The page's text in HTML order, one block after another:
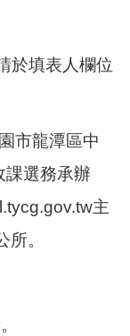
於填表人欄位
市龍潭區中
課選務承辦
主
所。